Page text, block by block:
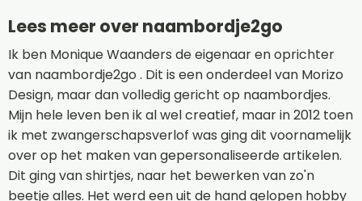
Lees meer over naambordje2go
Ik ben Monique Waanders de eigenaar en oprichter
van naambordje2go . Dit is een onderdeel van Morizo
Design, maar dan volledig gericht op naambordjes.
Mijn hele leven ben ik al wel creatief, maar in 2012 toen
ik met zwangerschapsverlof was ging dit voornamelijk
over op het maken van gepersonaliseerde artikelen.
Dit ging van shirtjes, naar het bewerken van zo'n
beetje alles. Het werd een uit de hand gelopen hobby